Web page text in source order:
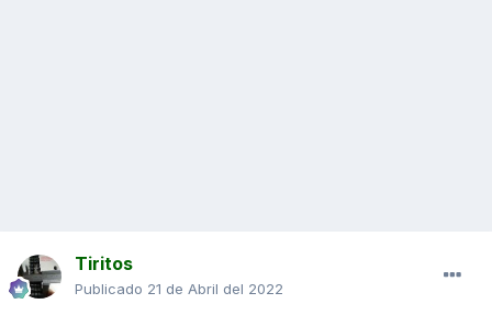
Tiritos
Publicado 21 de Abril del 2022